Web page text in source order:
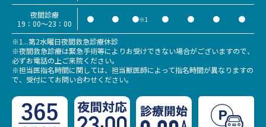
夜間診療
19：00～23：00
● ● ●※1 ● ● ● ●
※1...第2水曜日夜間救急診療休診
※夜間救急診療は緊急手術等によりお受けできない場合がございますので、
必ずお電話の上ご来院ください。
※担当医指名時間に関しては、担当獣医師によって指名時間が異なりますの
で、受付にてお問い合わせください。